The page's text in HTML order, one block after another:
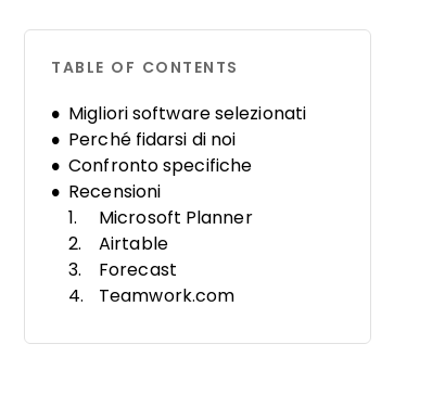
TABLE OF CONTENTS
Migliori software selezionati
Perché fidarsi di noi
Confronto specifiche
Recensioni
Microsoft Planner
Airtable
Forecast
Teamwork.com
Notion